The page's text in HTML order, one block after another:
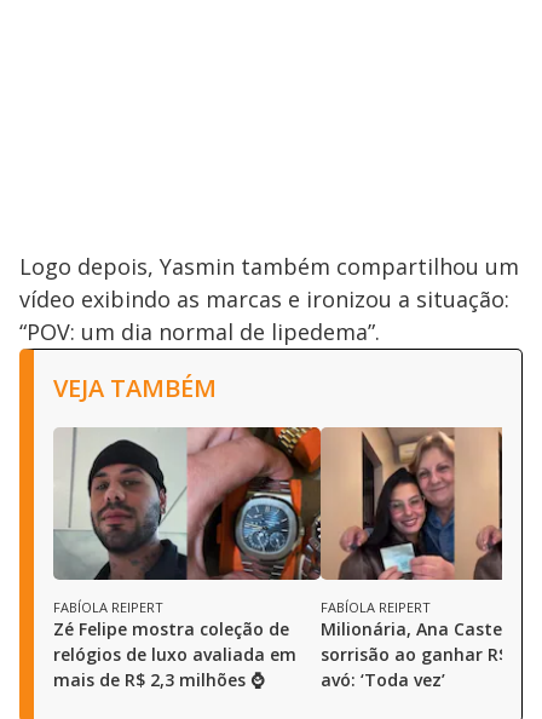
Logo depois, Yasmin também compartilhou um
vídeo exibindo as marcas e ironizou a situação:
“POV: um dia normal de lipedema”.
VEJA TAMBÉM
FABÍOLA REIPERT
Zé Felipe mostra coleção de
relógios de luxo avaliada em
mais de R$ 2,3 milhões ⌚
FABÍOLA REIPERT
Milionária, Ana Castela
sorrisão ao ganhar R$
avó: ‘Toda vez’